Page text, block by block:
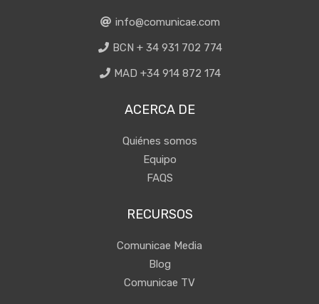
info@comunicae.com
BCN + 34 931 702 774
MAD +34 914 872 174
ACERCA DE
Quiénes somos
Equipo
FAQS
RECURSOS
Comunicae Media
Blog
Comunicae TV